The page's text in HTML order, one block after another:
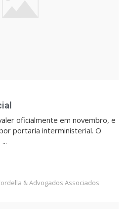
oficialmente em novembro, e
portaria interministerial. O
& Advogados Associados